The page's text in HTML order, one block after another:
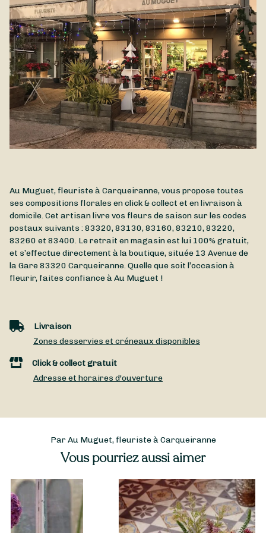
Naissance directement à Carqueiranne et dans les environs.
Au Muguet, fleuriste à Carqueiranne, vous propose toutes
ses compositions florales en click & collect et en livraison à
domicile. Cet artisan livre vos fleurs de saison sur les codes
postaux suivants : 83320, 83130, 83160, 83210, 83220,
83260 et 83400. Le retrait en magasin est lui 100% gratuit,
et s’effectue directement à la boutique, située 13 Avenue de
la Gare83320 Carqueiranne. Quelle que soit l’occasion à
fleurir, faites confiance à Au Muguet !
Livraison
Zones desservies et créneaux disponibles
Click & collect gratuit
Adresse et horaires d'ouverture
Par Au Muguet, fleuriste à Carqueiranne
Vous pourriez aussi aimer